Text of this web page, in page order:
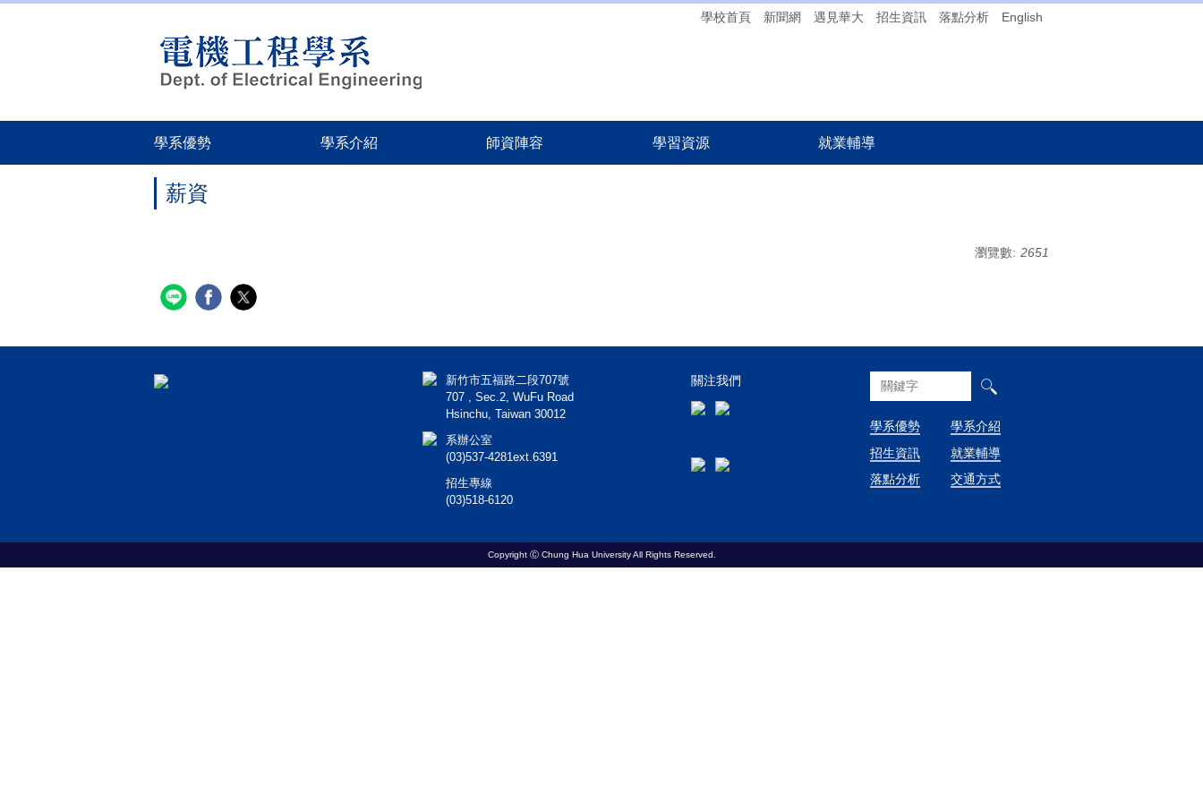
學校首頁 新聞網 遇見華大 招生資訊 落點分析 English
學系優勢 學系介紹 師資陣容 學習資源 就業輔導
薪資
瀏覽數: 2651
新竹市五福路二段707號
707 , Sec.2, WuFu Road
Hsinchu, Taiwan 30012
系辦公室
(03)537-4281ext.6391
招生專線
(03)518-6120
關注我們
學系優勢
招生資訊
落點分析
學系介紹
就業輔導
交通方式
Copyright Ⓒ Chung Hua University All Rights Reserved.